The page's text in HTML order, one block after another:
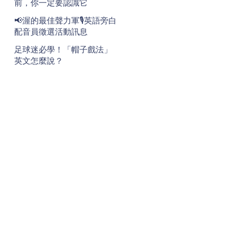
前，你一定要認識它
📢渥的最佳聲力軍🎙️英語旁白
配音員徵選活動訊息
足球迷必學！「帽子戲法」
英文怎麼說？